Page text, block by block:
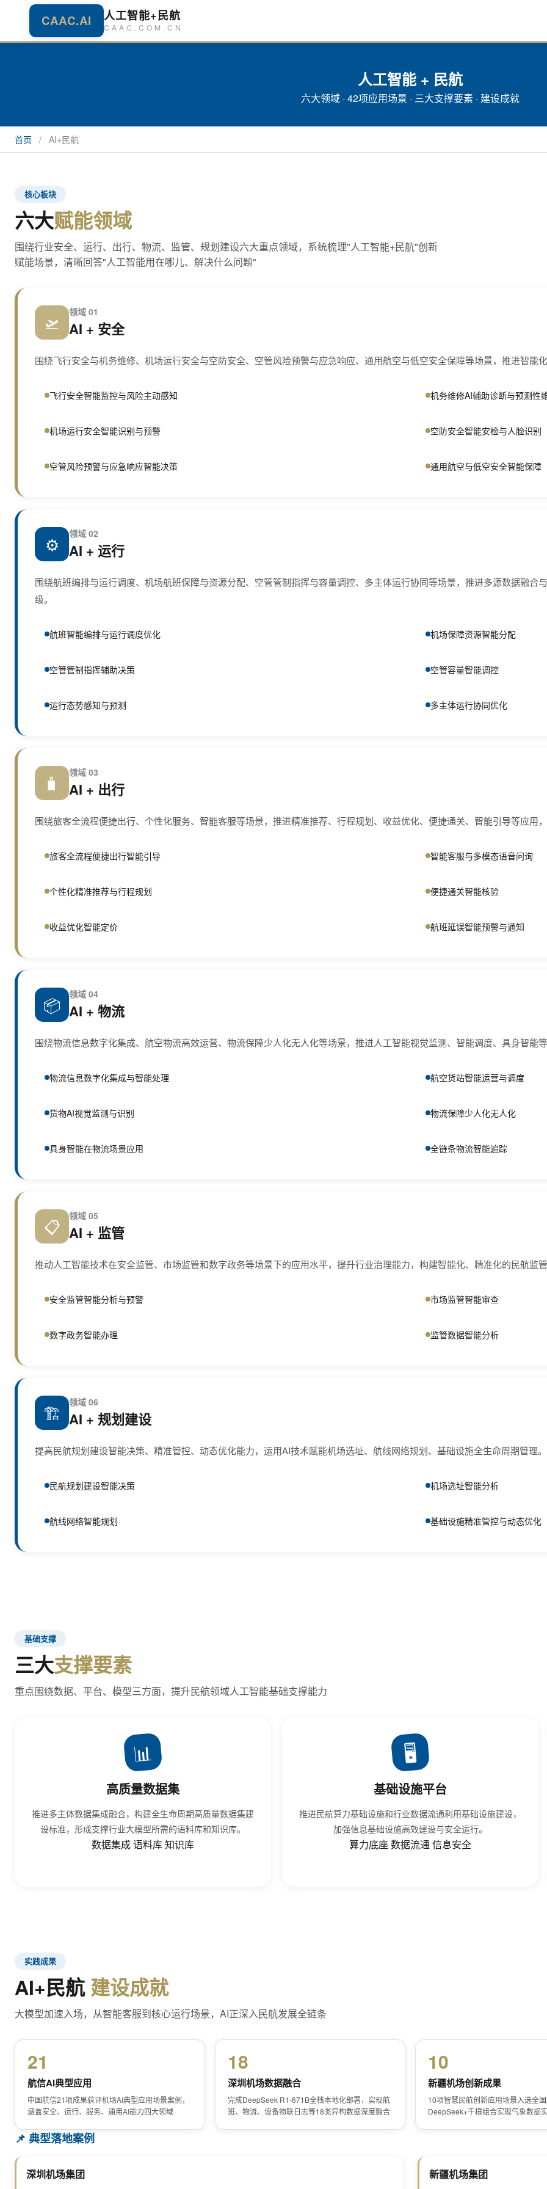
CAAC.AI 人工智能+民航
CAAC.COM.CN
人工智能 + 民航
六大领域 · 42项应用场景 · 三大支撑要素 · 建设成就
首页 / AI+民航
核心板块
六大赋能领域
围绕行业安全、运行、出行、物流、监管、规划建设六大重点领域，系统梳理"人工智能+民航"创新
赋能场景，清晰回答"人工智能用在哪儿、解决什么问题"
🛫 领域 01
AI + 安全
围绕飞行安全与机务维修、机场运行安全与空防安全、空管风险预警与应急响应、通用航空与低空安全保障等场景，推进智能
飞行安全智能监控与风险主动感知 机务维修AI辅助诊断与预测性
机场运行安全智能识别与预警 空防安全智能安检与人脸识别
空管风险预警与应急响应智能决策 通用航空与低空安全智能保障
⚙️ 领域 02
AI + 运行
围绕航班编排与运行调度、机场航班保障与资源分配、空管管制指挥与容量调控、多主体运行协同等场景，推进多源数据融合
级。
航班智能编排与运行调度优化 机场保障资源智能分配
空管管制指挥辅助决策 空管容量智能调控
运行态势感知与预测 多主体运行协同优化
🧳 领域 03
AI + 出行
围绕旅客全流程便捷出行、个性化服务、智能客服等场景，推进精准推荐、行程规划、收益优化、便捷通关、智能引导等应用
旅客全流程便捷出行智能引导 智能客服与多模态语音问询
个性化精准推荐与行程规划 便捷通关智能核验
收益优化智能定价 航班延误智能预警与通知
📦 领域 04
AI + 物流
围绕物流信息数字化集成、航空物流高效运营、物流保障少人化无人化等场景，推进人工智能视觉监测、智能调度、具身智能
物流信息数字化集成与智能处理 航空货站智能运营与调度
货物AI视觉监测与识别 物流保障少人化无人化
具身智能在物流场景应用 全链条物流智能追踪
📋 领域 05
AI + 监管
推动人工智能技术在安全监管、市场监管和数字政务等场景下的应用水平，提升行业治理能力，构建智能化、精准化的民航监管
安全监管智能分析与预警 市场监管智能审查
数字政务智能办理 监管数据智能分析
🏗️ 领域 06
AI + 规划建设
提高民航规划建设智能决策、精准管控、动态优化能力，运用AI技术赋能机场选址、航线网络规划、基础设施全生命周期管理。
民航规划建设智能决策 机场选址智能分析
航线网络智能规划 基础设施精准管控与动态优化
基础支撑
三大支撑要素
重点围绕数据、平台、模型三方面，提升民航领域人工智能基础支撑能力
📊
高质量数据集
推进多主体数据集成融合，构建全生命周期高质量数据集建
设标准，形成支撑行业大模型所需的语料库和知识库。
数据集成语料库知识库
🖥️
基础设施平台
推进民航算力基础设施和行业数据流通利用基础设施建设，
加强信息基础设施高效建设与安全运行。
算力底座数据流通信息安全
实践成果
AI+民航 建设成就
大模型加速入场，从智能客服到核心运行场景，AI正深入民航发展全链条
21
航信AI典型应用
中国航信21项成果获评机场AI典型应用场景案例，
涵盖安全、运行、服务、通用AI能力四大领域
18
深圳机场数据融合
完成DeepSeek R1-671B全栈本地化部署，实现航
班、物流、设备物联日志等18类异构数据深度融合
10
新疆机场创新成果
10项智慧民航创新应用场景入选全国
DeepSeek+千穰组合实现气象数据
📌 典型落地案例
深圳机场集团 新疆机场集团